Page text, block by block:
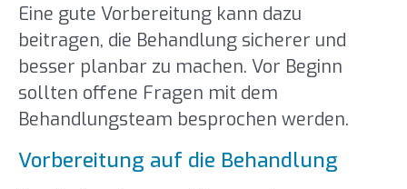
Eine gute Vorbereitung kann dazu
beitragen, die Behandlung sicherer und
besser planbar zu machen. Vor Beginn
sollten offene Fragen mit dem
Behandlungsteam besprochen werden.
Vorbereitung auf die Behandlung